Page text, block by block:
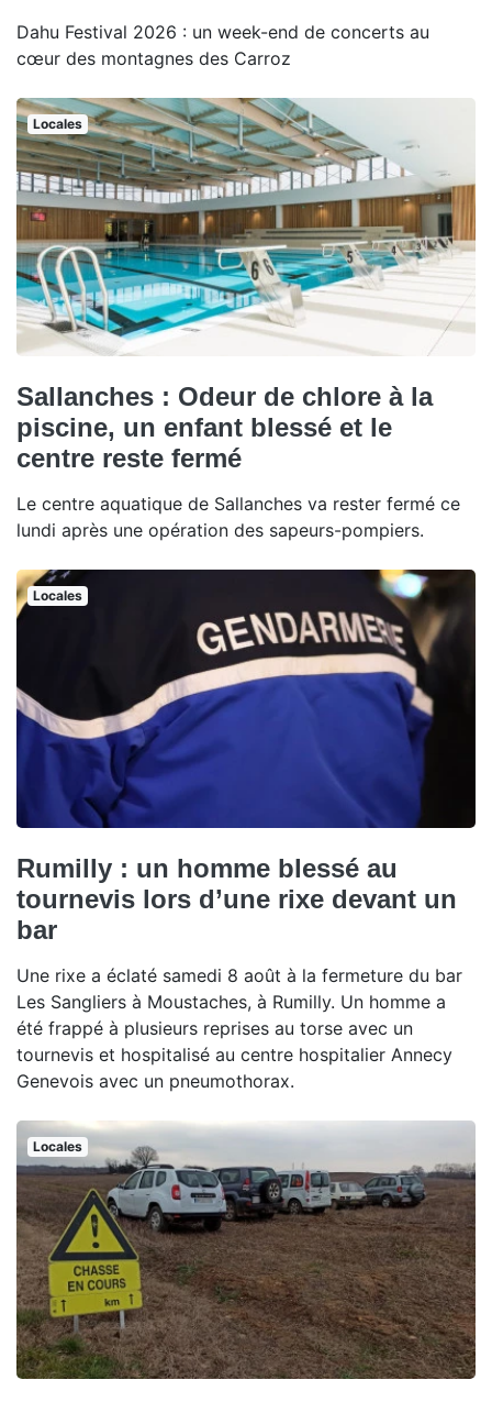
Dahu Festival 2026 : un week-end de concerts au
cœur des montagnes des Carroz
Locales
Sallanches : Odeur de chlore à la
piscine, un enfant blessé et le
centre reste fermé
Le centre aquatique de Sallanches va rester fermé ce
lundi après une opération des sapeurs-pompiers.
Locales
Rumilly : un homme blessé au
tournevis lors d’une rixe devant un
bar
Une rixe a éclaté samedi 8 août à la fermeture du bar
Les Sangliers à Moustaches, à Rumilly. Un homme a
été frappé à plusieurs reprises au torse avec un
tournevis et hospitalisé au centre hospitalier Annecy
Genevois avec un pneumothorax.
Locales